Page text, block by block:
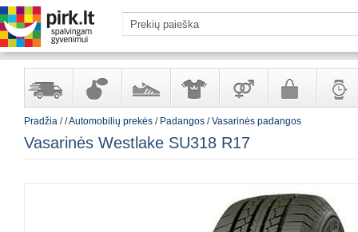
sandėlyje
ir
kosmetika
ir
aksesuarai
suaugusiems
Pradžia //Automobilių prekės / Padangos /Vasarinės padangos
Vasarinės Westlake SU318 R17